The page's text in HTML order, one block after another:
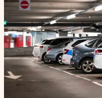
Saulės elektrinės
Kriptovaliutos
Infliacija
Migracija